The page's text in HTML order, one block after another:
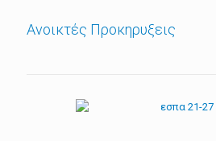
Ανοικτές Προκηρυξεις